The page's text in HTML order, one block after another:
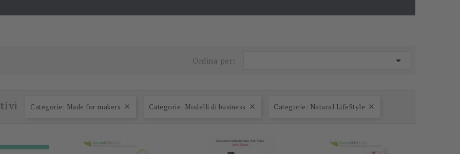
Ordina per: 
Categorie: Made for makers  Categorie: Modelli di business  Categorie: Natural LifeStyle 